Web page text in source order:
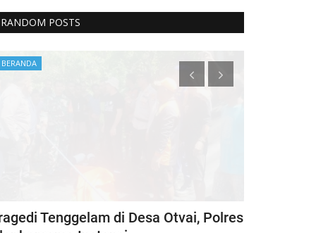
RANDOM POSTS
BERANDA
Tenggelam di Desa Otvai, Polres